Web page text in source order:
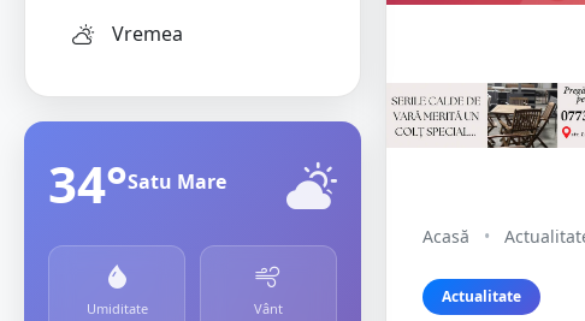
Vremea
34°Satu Mare
Umiditate Vânt
Acasă •
Actualitate